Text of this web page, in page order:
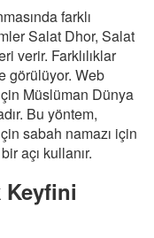
farklı
Salat Dhor, Salat
verir. Farklılıklar
görülüyor. Web
Müslüman Dünya
Bu yöntem,
sabah namazı için
açı kullanır.
Keyfini